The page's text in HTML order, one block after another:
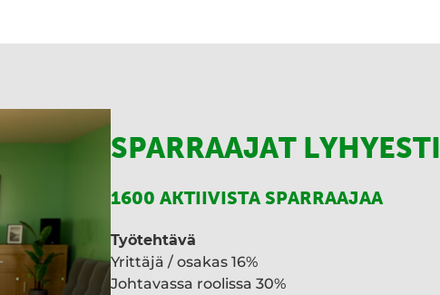
SPARRAAJAT LYHYESTI
1600 AKTIIVISTA SPARRAAJAA
Työtehtävä
Yrittäjä / osakas 16%
Johtavassa roolissa 30%